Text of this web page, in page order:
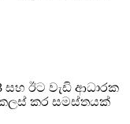
ඊට වැඩි ආධාරක
කර සමස්තයක්